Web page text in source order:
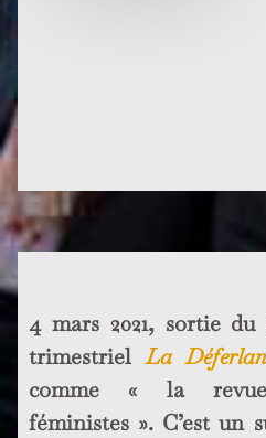
4 mars 2021, sortie
trimestrielLa
comme « la
féministes ». C’est un